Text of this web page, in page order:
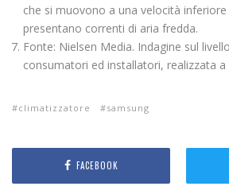
che si muovono a una velocità
presentano correnti di aria fredda.
Fonte: Nielsen Media. Indagine sul
consumatori ed installatori, realizzata
climatizzatore samsung
FACEBOOK